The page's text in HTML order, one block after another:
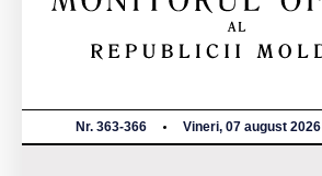
Nr. 363-366 Vineri, 07 august 2026